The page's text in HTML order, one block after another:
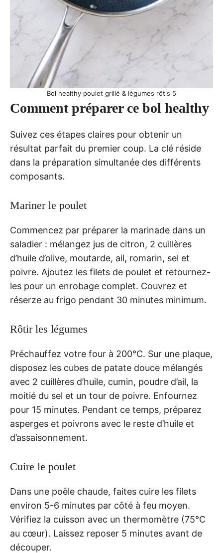
Bol healthy poulet grillé & légumes rôtis 5
Comment préparer ce bol healthy
Suivez ces étapes claires pour obtenir un
résultat parfait du premier coup. La clé réside
dans la préparation simultanée des différents
composants.
Mariner le poulet
Commencez par préparer la marinade dans un
saladier : mélangez jus de citron, 2 cuillères
d’huile d’olive, moutarde, ail, romarin, sel et
poivre. Ajoutez les filets de poulet et retournez-
les pour un enrobage complet. Couvrez et
réserze au frigo pendant 30 minutes minimum.
Rôtir les légumes
Préchauffez votre four à 200°C. Sur une plaque,
disposez les cubes de patate douce mélangés
avec 2 cuillères d’huile, cumin, poudre d’ail, la
moitié du sel et un tour de poivre. Enfournez
pour 15 minutes. Pendant ce temps, préparez
asperges et poivrons avec le reste d’huile et
d’assaisonnement.
Cuire le poulet
Dans une poêle chaude, faites cuire les filets
environ 5-6 minutes par côté à feu moyen.
Vérifiez la cuisson avec un thermomètre (75°C
au cœur). Laissez reposer 5 minutes avant de
découper.